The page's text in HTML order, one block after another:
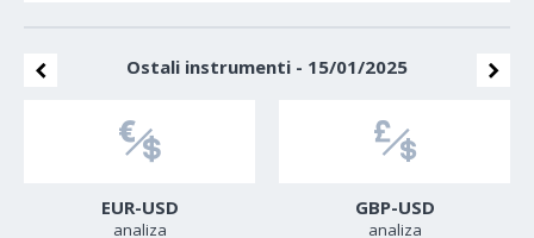
Ostali instrumenti - 15/01/2025
EUR-USD
analiza
GBP-USD
analiza